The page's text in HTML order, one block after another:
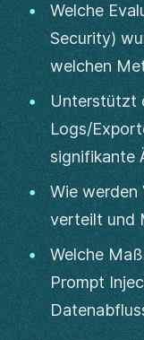
Welche
Security)
welchen
Unterstützt
Logs/
signifikante
Wie werden
verteilt und
Welche
Prompt